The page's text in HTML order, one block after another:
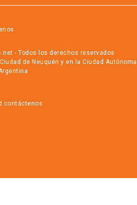
- Todos los derechos reservados
de Neuquén y en la Ciudad Autónoma
contáctenos